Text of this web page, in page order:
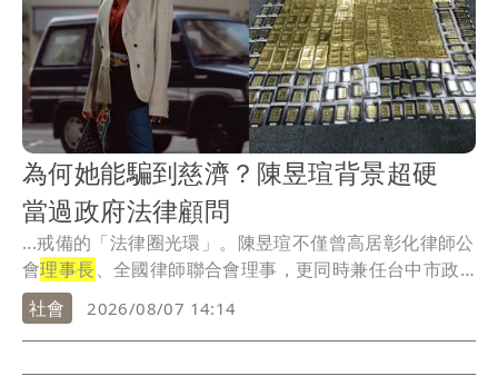
為何她能騙到慈濟？陳昱瑄背景超硬
當過政府法律顧問
...戒備的「法律圈光環」。陳昱瑄不僅曾高居彰化律師公
會理事長、全國律師聯合會理事，更同時兼任台中市政
府與...
社會 2026/08/07 14:14